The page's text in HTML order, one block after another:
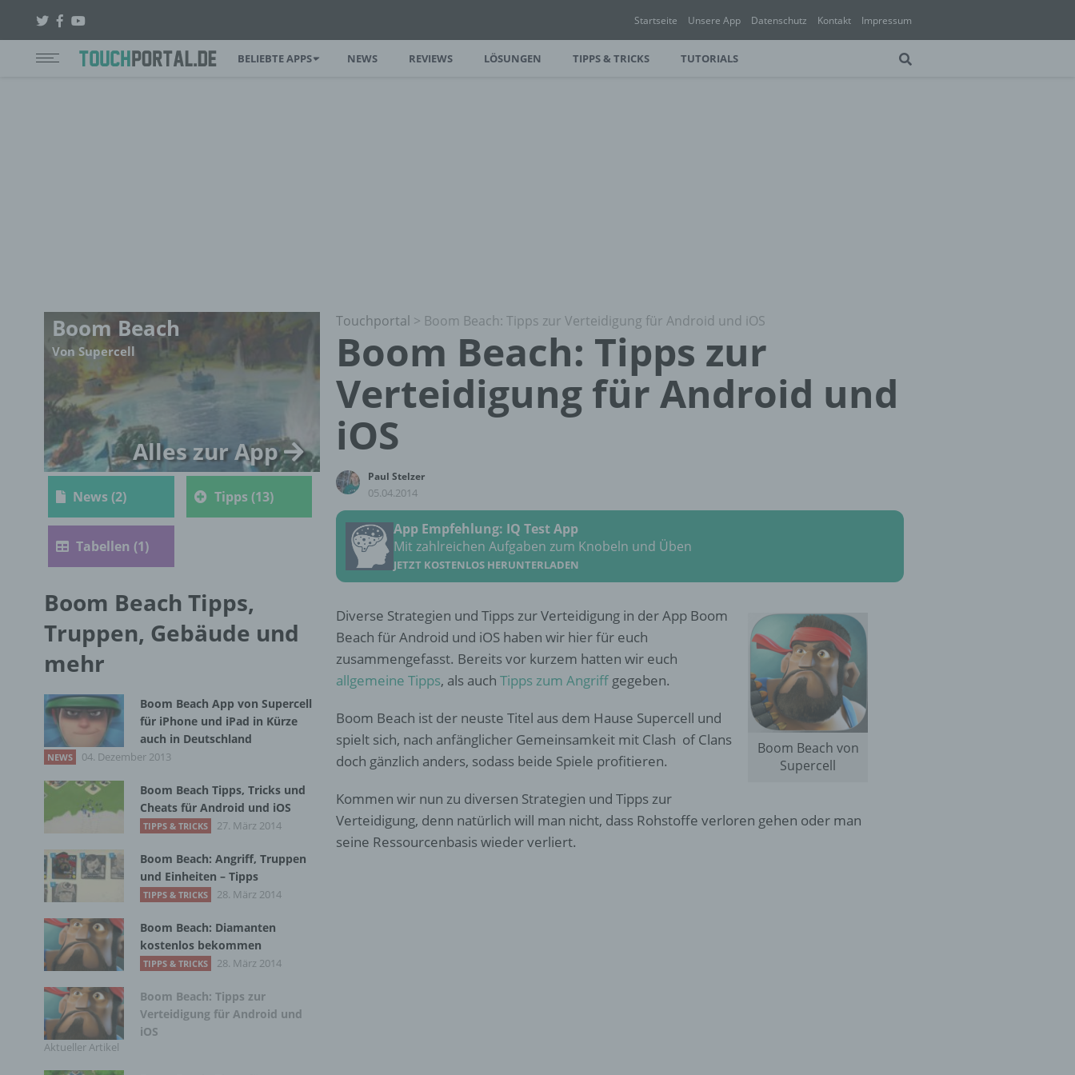
Startseite Unsere App Datenschutz Kontakt Impressum
BELIEBTE APPS NEWS REVIEWS LÖSUNGEN TIPPS & TRICKS TUTORIALS
Touchportal > Boom Beach: Tipps zur Verteidigung für Android und iOS
Boom Beach: Tipps zur
Verteidigung für Android und
iOS
Paul Stelzer
05.04.2014
App Empfehlung: IQ Test App
Mit zahlreichen Aufgaben zum Knobeln und Üben
JETZT KOSTENLOS HERUNTERLADEN
Boom Beach von
Supercell
Diverse Strategien und Tipps zur Verteidigung in der App Boom
Beach für Android und iOS haben wir hier für euch
zusammengefasst. Bereits vor kurzem hatten wir euch
allgemeine Tipps, als auch Tipps zum Angriff gegeben.
Boom Beach ist der neuste Titel aus dem Hause Supercell und
spielt sich, nach anfänglicher Gemeinsamkeit mit Clash of Clans
doch gänzlich anders, sodass beide Spiele profitieren.
Kommen wir nun zu diversen Strategien und Tipps zur
Verteidigung, denn natürlich will man nicht, dass Rohstoffe verloren gehen oder man
seine Ressourcenbasis wieder verliert.
Boom Beach
Von Supercell
Alles zur App
News (2) Tipps (13)
Tabellen (1)
Boom Beach Tipps,
Truppen, Gebäude und
mehr
Boom Beach App von Supercell
für iPhone und iPad in Kürze
auch in Deutschland
NEWS 04. Dezember 2013
Boom Beach Tipps, Tricks und
Cheats für Android und iOS
TIPPS & TRICKS 27. März 2014
Boom Beach: Angriff, Truppen
und Einheiten – Tipps
TIPPS & TRICKS 28. März 2014
Boom Beach: Diamanten
kostenlos bekommen
TIPPS & TRICKS 28. März 2014
Boom Beach: Tipps zur
Verteidigung für Android und
iOS
Aktueller Artikel